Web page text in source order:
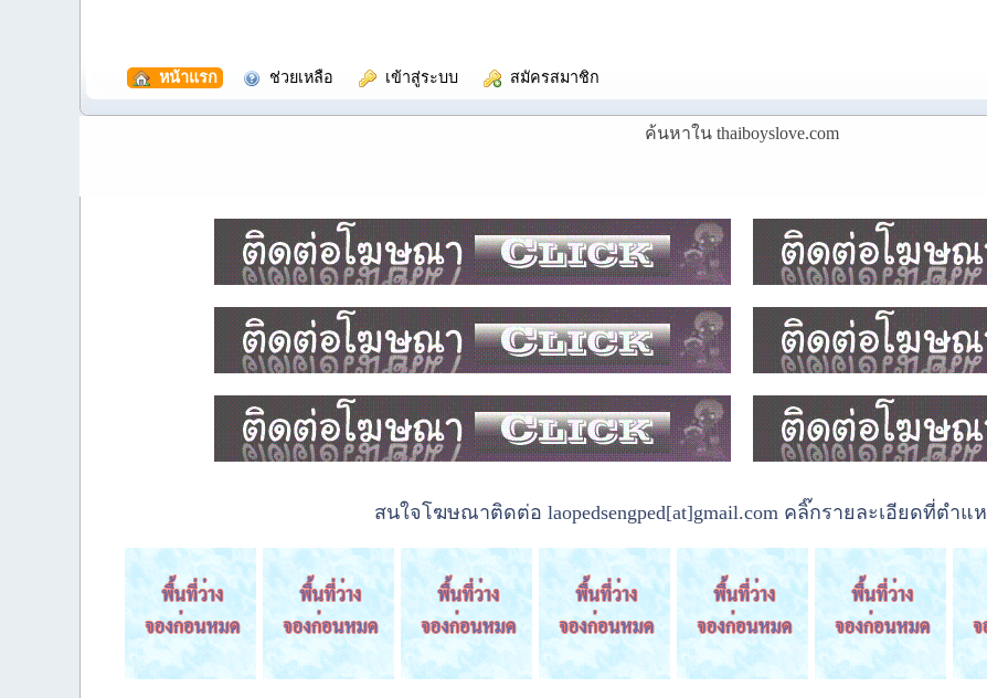
หน้าแรก ช่วยเหลือ เข้าสู่ระบบ สมัครสมาชิก
ค้นหาใน thaiboyslove.com
สนใจโฆษณาติดต่อ laopedsengped[at]gmail.com คลิ๊กรายละเอียดที่ตำแ